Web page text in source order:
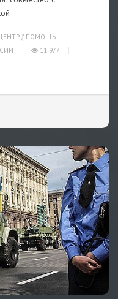
/ ПОМОЩЬ
11 977